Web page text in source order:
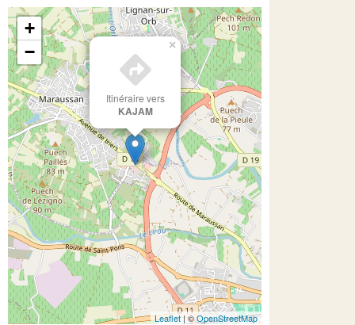
Itinéraire vers
KAJAM
×
+
−
Leaflet| ©OpenStreetMap